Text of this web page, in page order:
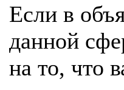
Если в
данной
на то, что